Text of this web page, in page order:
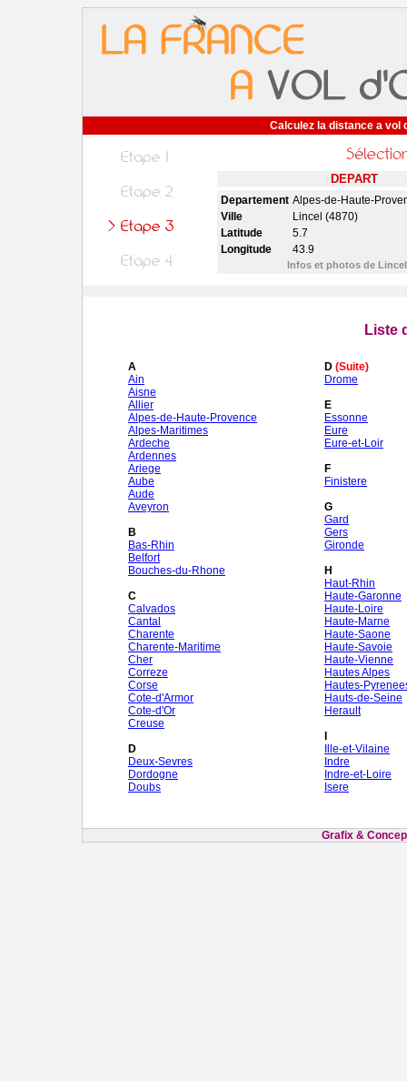
Calculez la distance a vol
DEPART
Departement Alpes-de-Haute-
Ville
Lincel (4870)
Latitude
5.7
Longitude
43.9
Infos et photos de
Liste
A
Ain
Aisne
Allier
Alpes-de-Haute-Provence
Alpes-Maritimes
Ardeche
Ardennes
Ariege
Aube
Aude
Aveyron
B
Bas-Rhin
Belfort
Bouches-du-Rhone
C
Calvados
Cantal
Charente
Charente-Maritime
Cher
Correze
Corse
Cote-d'Armor
Cote-d'Or
Creuse
D
Deux-Sevres
Dordogne
Doubs
D (Suite)
Drome
E
Essonne
Eure
Eure-et-Loir
F
Finistere
G
Gard
Gers
Gironde
H
Haut-Rhin
Haute-Garonne
Haute-Loire
Haute-Marne
Haute-Saone
Haute-Savoie
Haute-Vienne
Hautes Alpes
Hautes-
Hauts-de-Seine
Herault
Ille-et-Vilaine
Indre
Indre-et-Loire
Isere
Grafix &